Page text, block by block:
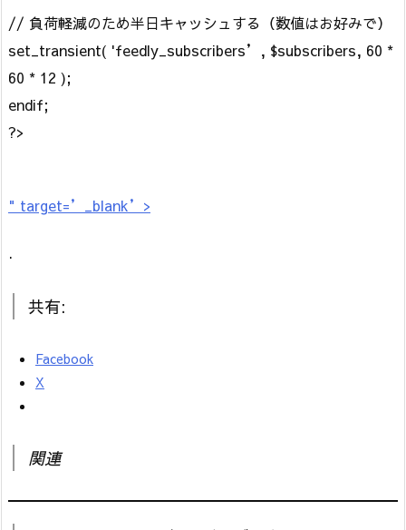
// 負荷軽減のため半日キャッシュする（数値はお好みで）
set_transient( 'feedly_subscribers’, $subscribers, 60 *
60 * 12 );
endif;
?>
" target=’_blank’>
.
共有:
Facebook
X
関連